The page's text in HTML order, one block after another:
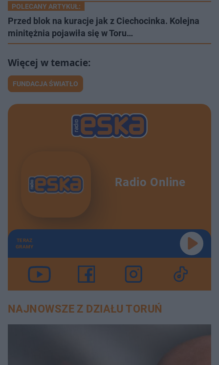
POLECANY ARTYKUŁ:
Przed blok na kuracje jak z Ciechocinka. Kolejna
minitężnia pojawiła się w Toru…
FUNDACJA ŚWIATŁO
Radio Online
TERAZ
GRAMY
NAJNOWSZE Z DZIAŁU TORUŃ